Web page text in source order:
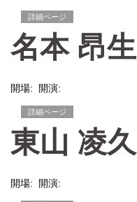
詳細ページ
名本 昂生
開場: 開演:
詳細ページ
東山 凌久
開場: 開演: